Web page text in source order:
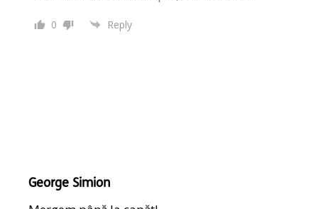
0 Reply
George Simion